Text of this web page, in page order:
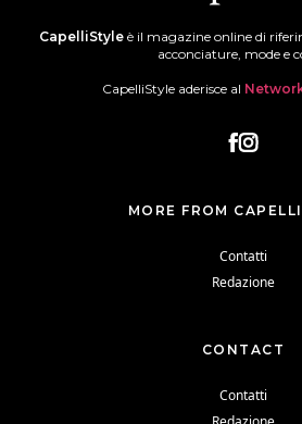
CapelliStyleè il magazine online di
acconciature, mode e
CapelliStyle aderisce al
MORE FROM CAPELLI
Contatti
Redazione
CONTACT
Contatti